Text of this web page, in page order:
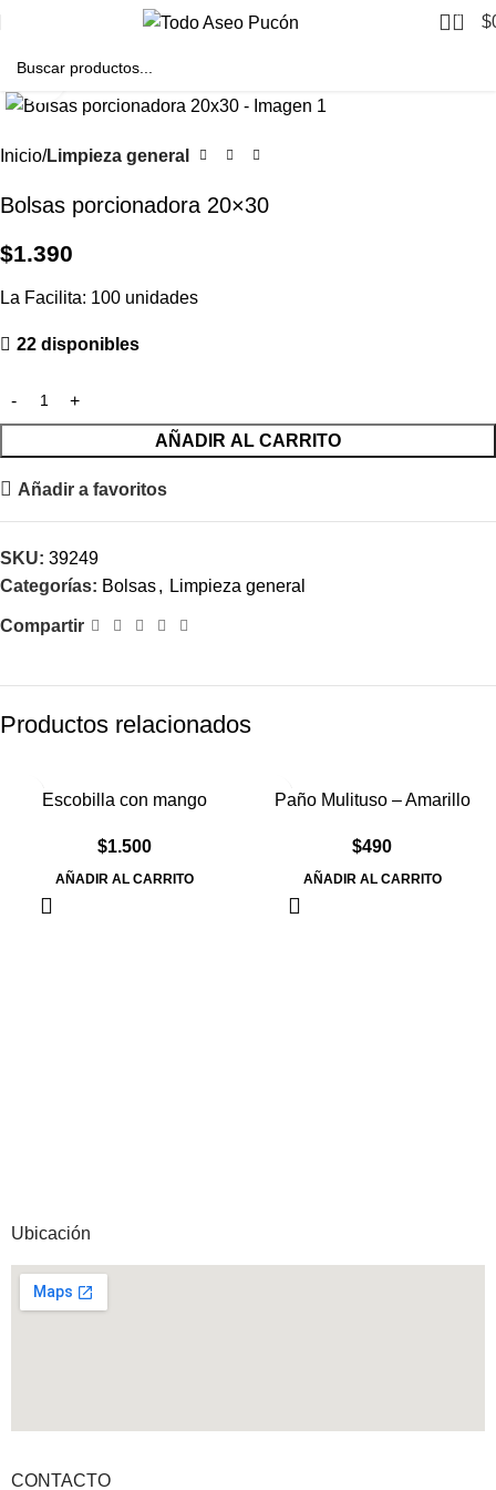
0 $
Clic para agrandar
Inicio Limpieza general
Bolsas porcionadora 20×30
$1.390
La Facilita: 100 unidades
22 disponibles
AÑADIR AL CARRITO
Añadir a favoritos
SKU: 39249
Categorías: Bolsas, Limpieza general
Compartir
Productos relacionados
Escobilla con mango
$1.500
AÑADIR AL CARRITO
Paño Mulituso – Amarillo
$490
AÑADIR AL CARRITO
Ubicación
CONTACTO